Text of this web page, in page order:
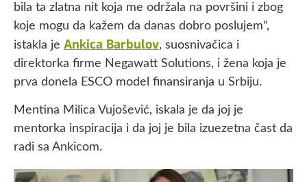
bila ta zlatna nit koja me održala na površini i zbog
koje mogu da kažem da danas dobro poslujem“,
istakla je Ankica Barbulov, suosnivačica i
direktorka firme Negawatt Solutions, i žena koja je
prva donela ESCO model finansiranja u Srbiju.
Mentina Milica Vujošević, iskala je da joj je
mentorka inspiracija i da joj je bila izuezetna čast da
radi sa Ankicom.